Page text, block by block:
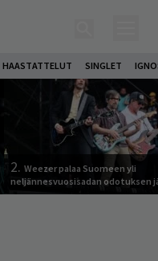
HAASTATTELUT SINGLET
2. Weezer palaa Suomeen yli
neljännesvuosisadan odotuksen